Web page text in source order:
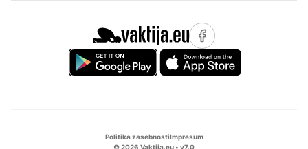
Politika zasebnostiImpresum
©2026 Vaktija.eu • v7.0